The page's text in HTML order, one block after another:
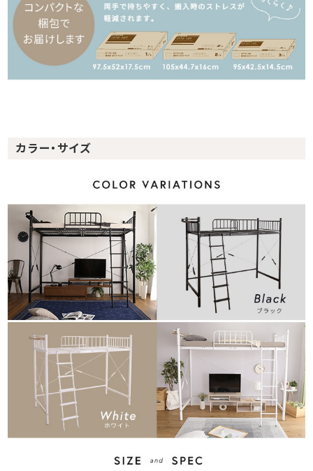
カラー・サイズ